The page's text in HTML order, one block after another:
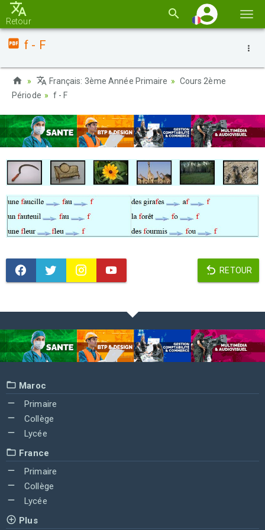
la
Retour
f - F
Français: 3ème Année Primaire
Cours 2ème
Période
f - F
RETOUR
Maroc
Primaire
Collège
Lycée
France
Primaire
Collège
Lycée
Plus